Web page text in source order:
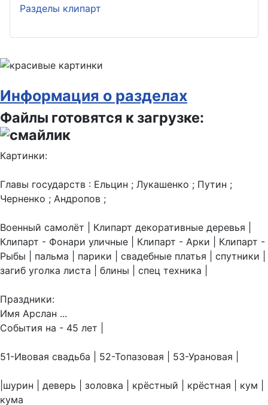
Разделы клипарт
Информация о разделах
Файлы готовятся к загрузке:
Картинки:
Главы государств : Ельцин ; Лукашенко ; Путин ;
Черненко ; Андропов ;
Военный самолёт | Клипарт декоративные деревья |
Клипарт - Фонари уличные | Клипарт - Арки | Клипарт -
Рыбы | пальма | парики | свадебные платья | спутники |
загиб уголка листа | блины | спец техника |
Праздники:
Имя Арслан ...
События на - 45 лет |
51-Ивовая свадьба | 52-Топазовая | 53-Урановая |
|шурин | деверь | золовка | крёстный | крёстная | кум |
кума